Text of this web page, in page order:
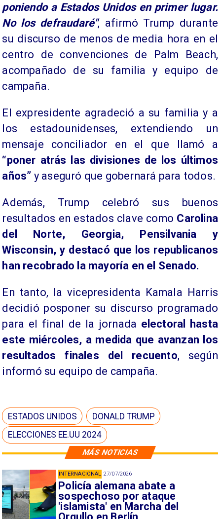
MÁS NOTICIAS
27/07/2026
Policía alemana abate a
sospechoso por ataque
'islamista' en Marcha del
INTERNACIONAL
poniendo a Estados Unidos en primer lugar.
No los defraudaré", afirmó Trump durante
su discurso de menos de media hora en el
centro de convenciones de Palm Beach,
acompañado de su familia y equipo de
campaña.
El expresidente agradeció a su familia y a
los estadounidenses, extendiendo un
mensaje conciliador en el que llamó a
“poner atrás las divisiones de los últimos
años” y aseguró que gobernará para todos.
Además, Trump celebró sus buenos
resultados en estados clave como Carolina
del Norte, Georgia, Pensilvania y
Wisconsin, y destacó que los republicanos
han recobrado la mayoría en el Senado.
En tanto, la vicepresidenta Kamala Harris
decidió posponer su discurso programado
para el final de la jornada electoral hasta
este miércoles, a medida que avanzan los
resultados finales del recuento, según
informó su equipo de campaña.
ESTADOS UNIDOS
DONALD TRUMP
ELECCIONES EE.UU 2024